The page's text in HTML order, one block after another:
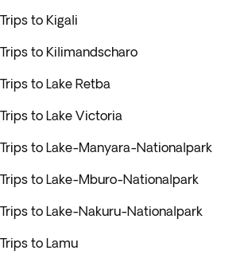
Trips to Kigali
Trips to Kilimandscharo
Trips to Lake Retba
Trips to Lake Victoria
Trips to Lake-Manyara-Nationalpark
Trips to Lake-Mburo-Nationalpark
Trips to Lake-Nakuru-Nationalpark
Trips to Lamu